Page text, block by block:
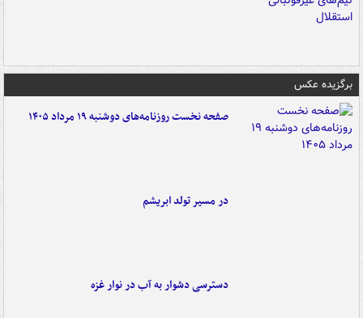
برگزیده عکس
صفحه نخست روزنامه‌های دوشنبه ۱۹ مرداد ۱۴۰۵
در مسیر تولد ابریشم
دسترسی دشوار به آب در نوار غزه